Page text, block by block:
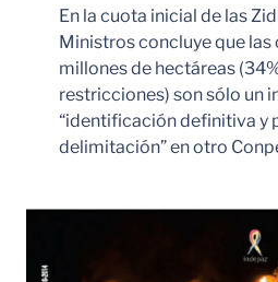
En la cuota inicial de las
Ministros concluye que las
millones de hectáreas
restricciones) son sólo un
“identificación definitiva y
delimitación” en otro